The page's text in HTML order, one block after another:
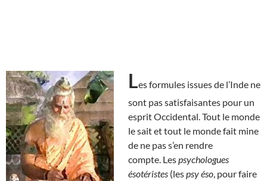
Les formules issues de l’Inde ne
sont pas satisfaisantes pour un
esprit Occidental. Tout le monde
le sait et tout le monde fait mine
de ne pas s’en rendre
compte. Lespsychologues
ésotéristes (lespsy éso , pour faire